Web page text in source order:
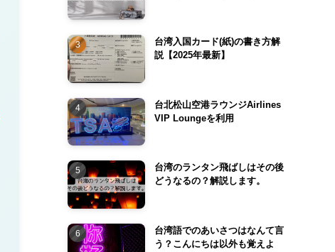
台湾入国カード(紙)の書き方解
説【2025年最新】
台北松山空港ラウンジAirlines
VIP Loungeを利用
台湾のランタン飛ばしはその後
どうなるの？解説します。
台湾語でのあいさつはなんて言
う？こんにちは以外も覚えよ